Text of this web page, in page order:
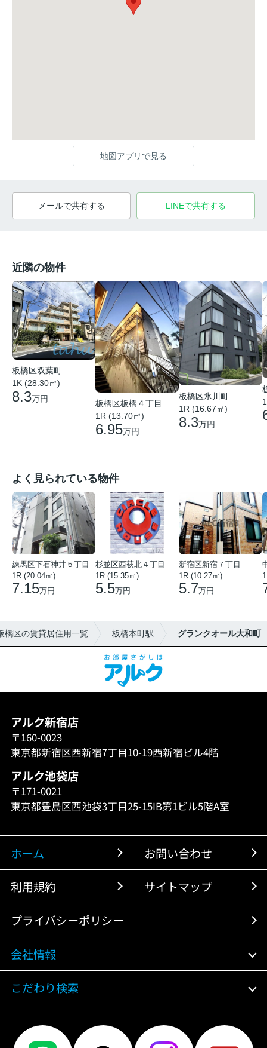
地図アプリで見る
メールで共有する LINEで共有する
近隣の物件
板橋区双葉町
1K (28.30㎡)
8.3万円
板橋区板橋４丁目
1R (13.70㎡)
6.95万円
板橋区氷川町
1R (16.67㎡)
8.3万円
よく見られている物件
練馬区下石神井５丁目
1R (20.04㎡)
7.15万円
杉並区西荻北４丁目
1R (15.35㎡)
5.5万円
新宿区新宿７丁目
1R (10.27㎡)
5.7万円
橋区の賃貸居住用一覧 板橋本町駅 グランクオール大和町
アルク新宿店
〒160-0023
東京都新宿区西新宿7丁目10-19西新宿ビル4階
アルク池袋店
〒171-0021
東京都豊島区西池袋3丁目25-15IB第1ビル5階A室
ホーム お問い合わせ
利用規約 サイトマップ
プライバシーポリシー
会社情報
こだわり検索